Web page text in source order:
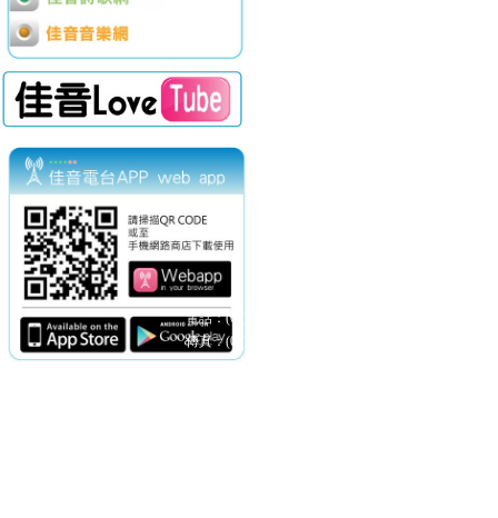
電話：(02)2369-9050
傳真：(02)2362-7816